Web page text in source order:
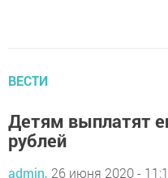
ВЕСТИ
Детям выплатят
рублей
admin, 26 июня 2020 -